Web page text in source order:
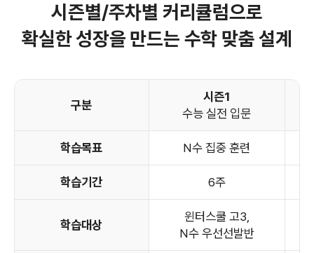
시즌별/주차별 커리큘럼으로
확실한 성장을 만드는 수학 맞춤 설계
구분
시즌1
수능 실전 입문
학습목표 N수 집중 훈련
학습기간 6주
학습대상
윈터스쿨 고3,
N수 우선선발반